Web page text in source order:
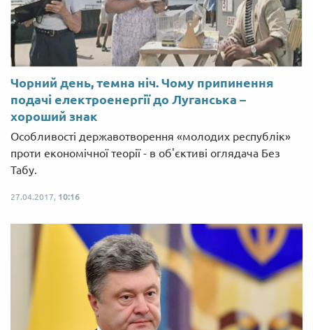
Чорний день, темна ніч. Чому припинення
подачі електроенергії до Луганська –
хороший знак
Особливості державотворення «молодих республік»
проти економічної теорії - в об'єктиві оглядача Без
Табу.
27.04.2017, 10:16